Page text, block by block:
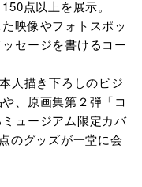
点以上を展示。
映像やフォトスポッ
セージを書けるコー
人描き下ろしのビジ
、原画集第２弾「コ
ュージアム限定カバ
のグッズが一堂に会